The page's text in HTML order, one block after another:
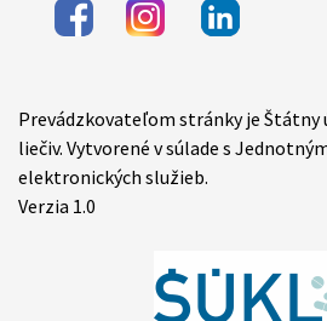
Items
Prevádzkovateľom stránky je
liečiv. Vytvorené v súlade s
elektronických služieb.
Verzia 1.0